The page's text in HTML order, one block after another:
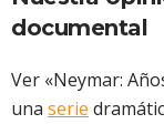
documental
Ver «Neymar:
una serie